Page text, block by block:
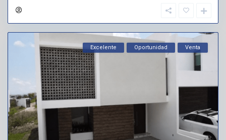
Excelente Oportunidad Venta